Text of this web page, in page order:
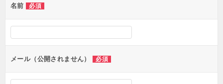
ー
シ
ン
名前 必須
メール（公開されません） 必須